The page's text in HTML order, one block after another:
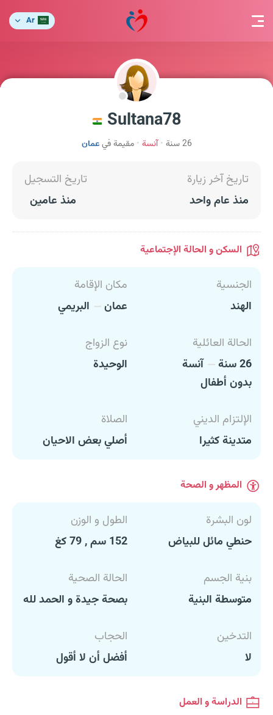
Ar
Sultana78
26 سنة آنسة مقيمة فيعمان
تاريخ آخر زيارة
منذ عام واحد
تاريخ التسجيل
منذ عامين
السكن و الحالة الإجتماعية
الجنسية
الهند
مكان الإقامة
عمان
البريمي
الحالة العائلية
26 سنة
آنسة
بدون أطفال
نوع الزواج
الوحيدة
الإلتزام الديني
متدينة كثيرا
الصلاة
أصلي بعض الاحيان
المظهر و الصحة
لون البشرة
حنطي مائل للبياض
الطول و الوزن
152 سم , 79 كغ
بنية الجسم
متوسطة البنية
الحالة الصحية
بصحة جيدة و الحمد لله
التدخين
لا
الحجاب
أفضل أن لا أقول
الدراسة و العمل